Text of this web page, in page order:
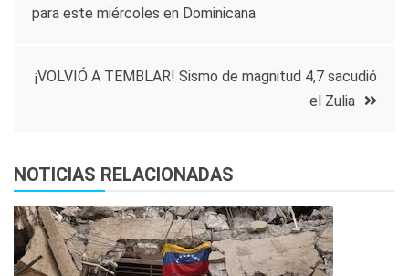
de
entradas
para este miércoles en Dominicana
¡VOLVIÓ A TEMBLAR! Sismo de magnitud 4,7 sacudió
el Zulia
NOTICIAS RELACIONADAS